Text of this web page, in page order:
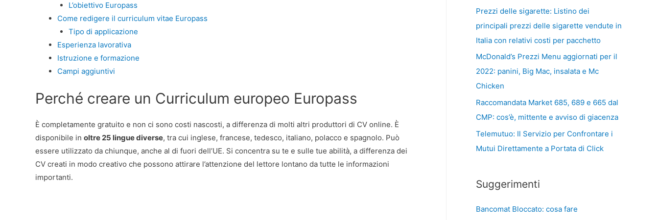
L’obiettivo Europass
Come redigere il curriculum vitae Europass
Tipo di applicazione
Esperienza lavorativa
Istruzione e formazione
Campi aggiuntivi
Perché creare un Curriculum europeo Europass
È completamente gratuito e non ci sono costi nascosti, a differenza di molti altri produttori di CV online. È
disponibile in oltre 25 lingue diverse, tra cui inglese, francese, tedesco, italiano, polacco e spagnolo. Può
essere utilizzato da chiunque, anche al di fuori dell’UE. Si concentra su te e sulle tue abilità, a differenza dei
CV creati in modo creativo che possono attirare l’attenzione del lettore lontano da tutte le informazioni
importanti.
Prezzi delle sigarette: Listino dei
principali prezzi delle sigarette vendute in
Italia con relativi costi per pacchetto
McDonald’s Prezzi Menu aggiornati per il
2022: panini, Big Mac, insalata e Mc
Chicken
Raccomandata Market 685, 689 e 665 dal
CMP: cos’è, mittente e avviso di giacenza
Telemutuo: Il Servizio per Confrontare i
Mutui Direttamente a Portata di Click
Suggerimenti
Bancomat Bloccato: cosa fare